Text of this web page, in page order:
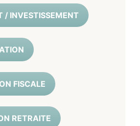
/ INVESTISSEMENT
FISCALE
RETRAITE